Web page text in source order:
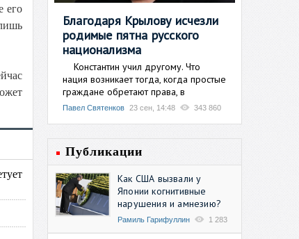
его
Благодаря Крылову исчезли
родимые пятна русского
национализма
Константин учил другому. Что
нация возникает тогда, когда простые
граждане обретают права, в
Павел Святенков 23 сен, 14:48 343 860
Публикации
Как США вызвали у
Японии когнитивные
нарушения и амнезию?
Рамиль Гарифуллин 1 283